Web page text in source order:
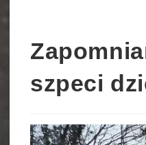
szpeci